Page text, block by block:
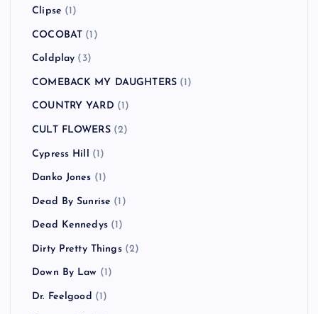
Clipse (1)
COCOBAT (1)
Coldplay (3)
COMEBACK MY DAUGHTERS (1)
COUNTRY YARD (1)
CULT FLOWERS(2)
Cypress Hill (1)
Danko Jones (1)
Dead By Sunrise (1)
Dead Kennedys(1)
Dirty Pretty Things(2)
Down By Law (1)
Dr. Feelgood (1)